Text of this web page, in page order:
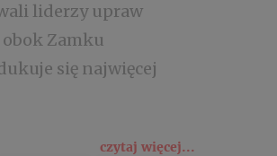
liderzy upraw
Zamku
się najwięcej
czytaj więcej...